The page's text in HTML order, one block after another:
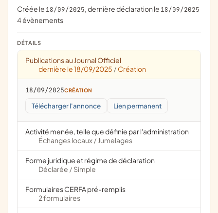
Créée le 18/09/2025, dernière déclaration le 18/09/2025
4 évènements
DÉTAILS
Publications au Journal Officiel
dernière le 18/09/2025 / Création
18/09/2025CRÉATION
Télécharger l'annonce Lien permanent
Activité menée, telle que définie par l'administration
Échanges locaux / Jumelages
Forme juridique et régime de déclaration
Déclarée / Simple
Formulaires CERFA pré-remplis
2 formulaires